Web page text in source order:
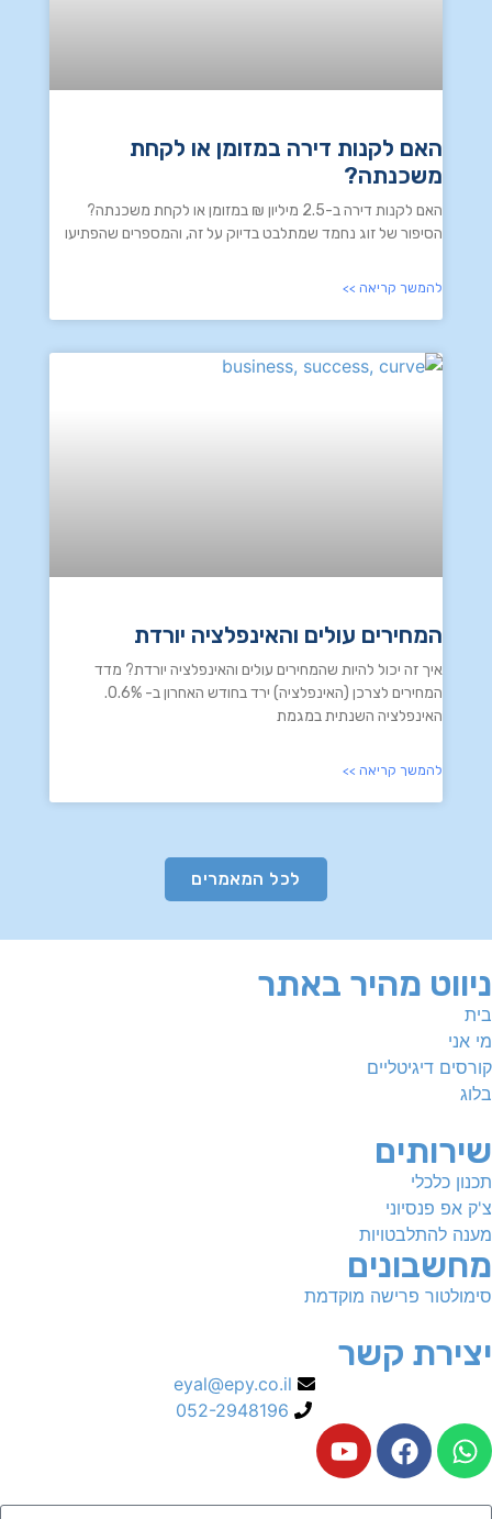
האם לקנות דירה במזומן או לקחת
משכנתה?
האם לקנות דירה ב-2.5 מיליון ₪ במזומן או לקחת משכנתה?
הסיפור של זוג נחמד שמתלבט בדיוק על זה, והמספרים שהפתיעו
להמשך קריאה >>
המחירים עולים והאינפלציה יורדת
איך זה יכול להיות שהמחירים עולים והאינפלציה יורדת? מדד
המחירים לצרכן (האינפלציה) ירד בחודש האחרון ב- 0.6%.
האינפלציה השנתית במגמת
להמשך קריאה >>
לכל המאמרים
ניווט מהיר באתר
בית
מי אני
קורסים דיגיטליים
בלוג
שירותים
תכנון כלכלי
צ'ק אפ פנסיוני
מענה להתלבטויות
מחשבונים
סימולטור פרישה מוקדמת
יצירת קשר
eyal@epy.co.il
052-2948196